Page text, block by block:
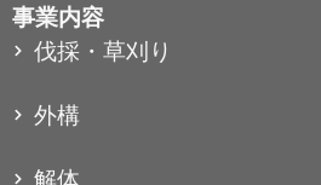
事業内容
伐採・草刈り
外構
解体